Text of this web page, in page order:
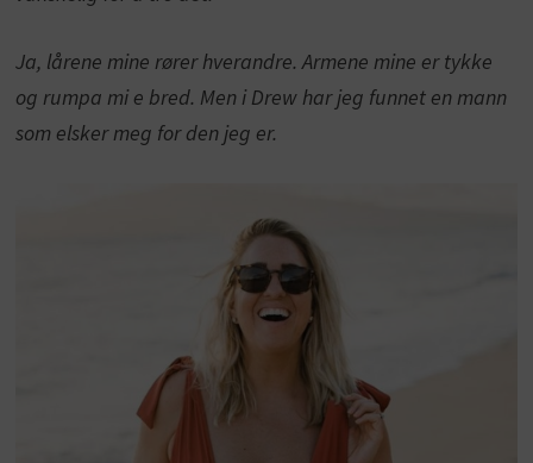
Ja, lårene mine rører hverandre. Armene mine er tykke
og rumpa mi e bred. Men i Drew har jeg funnet en mann
som elsker meg for den jeg er.